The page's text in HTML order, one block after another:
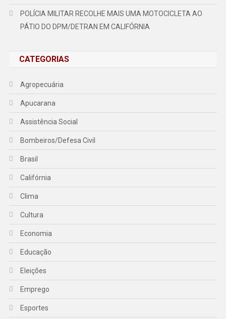
POLÍCIA MILITAR RECOLHE MAIS UMA MOTOCICLETA AO
PÁTIO DO DPM/DETRAN EM CALIFÓRNIA
CATEGORIAS
Agropecuária
Apucarana
Assistência Social
Bombeiros/Defesa Civil
Brasil
Califórnia
Clima
Cultura
Economia
Educação
Eleições
Emprego
Esportes